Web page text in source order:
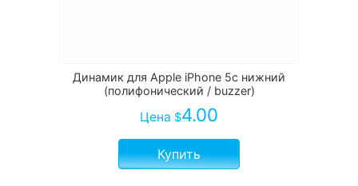
Динамик для Apple iPhone 5c нижний
(полифонический / buzzer)
Цена $4.00
Купить